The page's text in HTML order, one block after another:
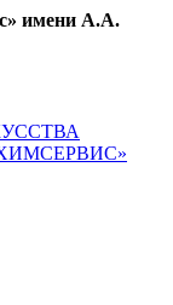
имени А.А.